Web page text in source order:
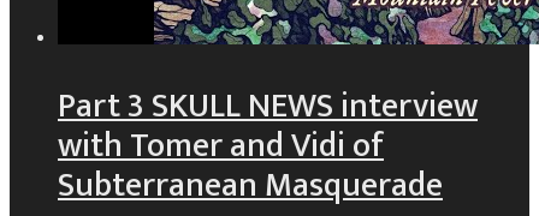
Part 3 SKULL NEWS interview
with Tomer and Vidi of
Subterranean Masquerade